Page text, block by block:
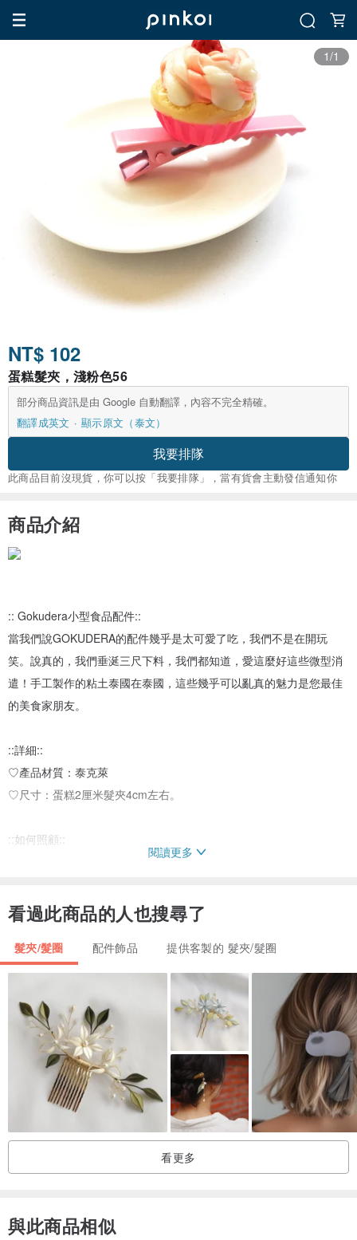
1/1
NT$ 102
蛋糕髮夾，淺粉色56
部分商品資訊是由 Google 自動翻譯，內容不完全精確。
翻譯成英文
顯示原文（泰文）
我要排隊
此商品目前沒現貨，你可以按「我要排隊」，當有貨會主動發信通知你
商品介紹
:: Gokudera小型食品配件::
當我們說GOKUDERA的配件幾乎是太可愛了吃，我們不是在開玩
笑。說真的，我們垂涎三尺下料，我們都知道，愛這麼好這些微型消
遣！手工製作的粘土泰國在泰國，這些幾乎可以亂真的魅力是您最佳
的美食家朋友。
::詳細::
♡產品材質：泰克萊
♡尺寸：蛋糕2厘米髮夾4cm左右。
::如何照顧::
::發貨時間::
♡3-5天準備您的訂單，生產/製造方法手工製造在泰國。
閱讀更多
看過此商品的人也搜尋了
髮夾/髮圈 配件飾品 提供客製的 髮夾/髮圈
看更多
與此商品相似